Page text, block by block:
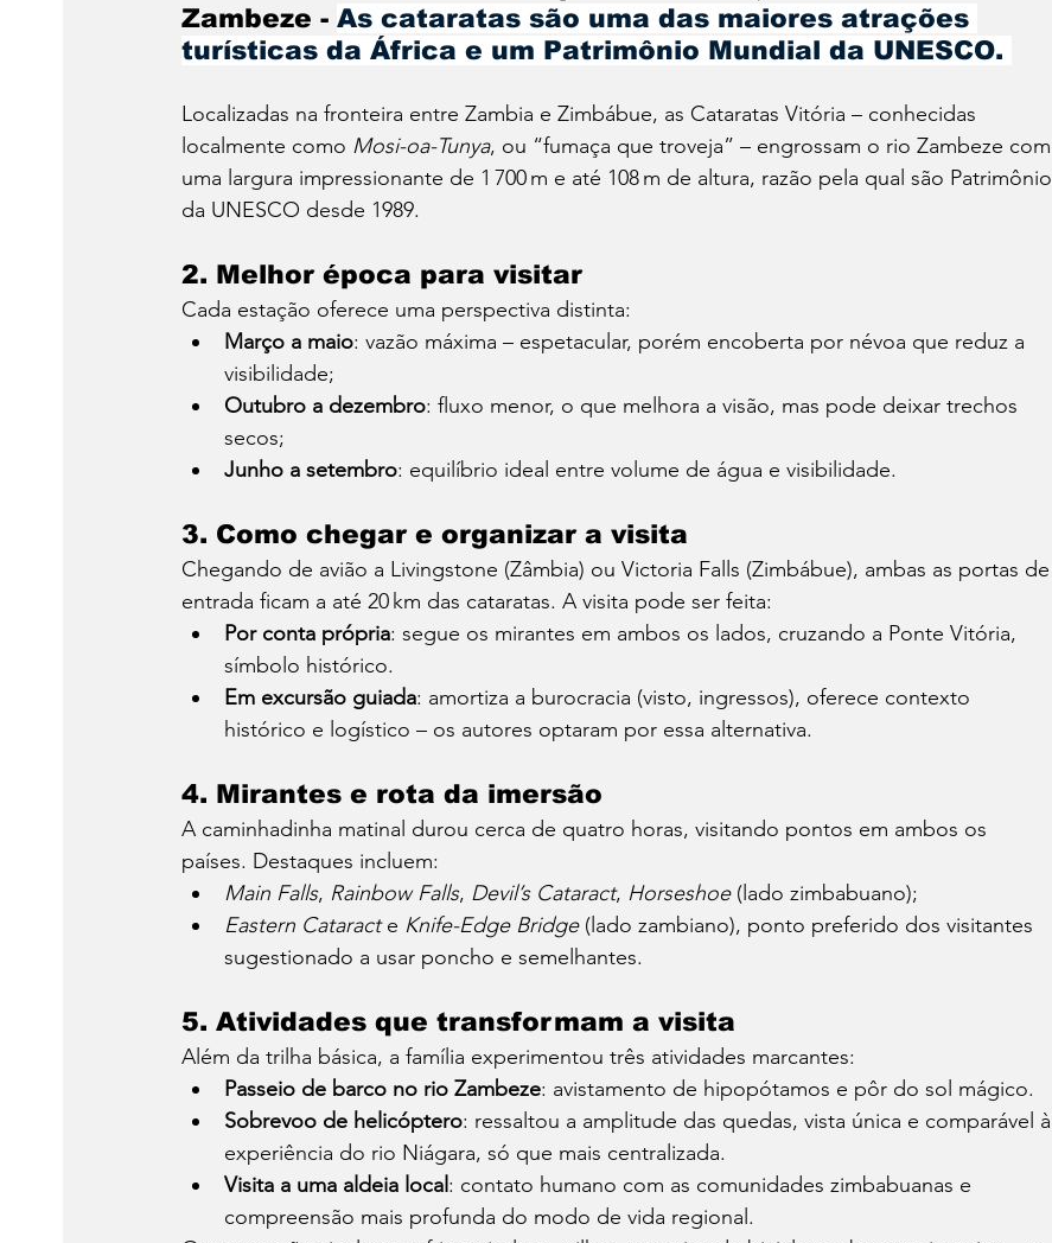
Zambeze - As cataratas são uma das maiores atrações
turísticas da África e um Patrimônio Mundial da UNESCO.
Localizadas na fronteira entre Zambia e Zimbábue, as Cataratas Vitória – conhecidas
localmente como Mosi-oa-Tunya, ou “fumaça que troveja” – engrossam o rio Zambeze com
uma largura impressionante de 1 700 m e até 108 m de altura, razão pela qual são Patrimônio
da UNESCO desde 1989.
2. Melhor época para visitar
Cada estação oferece uma perspectiva distinta:
Março a maio: vazão máxima – espetacular, porém encoberta por névoa que reduz a
visibilidade;
Outubro a dezembro: fluxo menor, o que melhora a visão, mas pode deixar trechos
secos;
Junho a setembro: equilíbrio ideal entre volume de água e visibilidade.
3. Como chegar e organizar a visita
Chegando de avião a Livingstone (Zâmbia) ou Victoria Falls (Zimbábue), ambas as portas de
entrada ficam a até 20 km das cataratas. A visita pode ser feita:
Por conta própria: segue os mirantes em ambos os lados, cruzando a Ponte Vitória,
símbolo histórico.
Em excursão guiada: amortiza a burocracia (visto, ingressos), oferece contexto
histórico e logístico – os autores optaram por essa alternativa.
4. Mirantes e rota da imersão
A caminhadinha matinal durou cerca de quatro horas, visitando pontos em ambos os
países. Destaques incluem:
Main Falls, Rainbow Falls, Devil’s Cataract, Horseshoe (lado zimbabuano);
Eastern Cataract e Knife-Edge Bridge (lado zambiano), ponto preferido dos visitantes
sugestionado a usar poncho e semelhantes.
5. Atividades que transformam a visita
Além da trilha básica, a família experimentou três atividades marcantes:
Passeio de barco no rio Zambeze: avistamento de hipopótamos e pôr do sol mágico.
Sobrevoo de helicóptero: ressaltou a amplitude das quedas, vista única e comparável à
experiência do rio Niágara, só que mais centralizada.
Visita a uma aldeia local : contato humano com as comunidades zimbabuanas e
compreensão mais profunda do modo de vida regional.